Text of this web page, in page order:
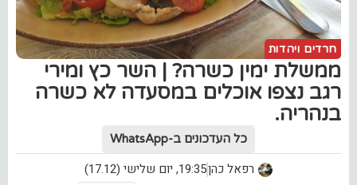
חרדים ויהדות
ממשלת ימין כשרה? | השר כץ ומירי
רגב נצפו אוכלים במסעדה לא כשרה
בנהריה.
כל העדכונים ב-WhatsApp
רפאל כהן19:35, יום שלישי (17.12)